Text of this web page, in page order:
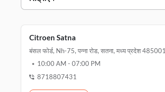
सिट्रोएन सतना
Citroen Satna
बंसल फोर्ड, Nh-75, पन्ना रोड, सतना, मध्य प्रदेश 485001
10:00 AM - 07:00 PM
8718807431